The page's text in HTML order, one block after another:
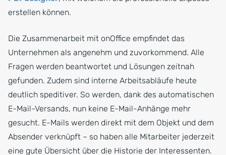
erstellen können.
Die Zusammenarbeit mit onOffice empfindet das
Unternehmen als angenehm und zuvorkommend. Alle
Fragen werden beantwortet und Lösungen zeitnah
gefunden. Zudem sind interne Arbeitsabläufe heute
deutlich speditiver. So werden, dank des automatischen
E-Mail-Versands, nun keine E-Mail-Anhänge mehr
gesucht. E-Mails werden direkt mit dem Objekt und dem
Absender verknüpft – so haben alle Mitarbeiter jederzeit
eine gute Übersicht über die Historie der Interessenten.